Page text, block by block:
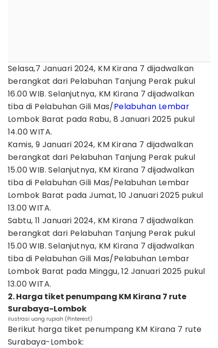
Selasa,7 Januari 2024, KM Kirana 7 dijadwalkan
berangkat dari Pelabuhan Tanjung Perak pukul
16.00 WIB. Selanjutnya, KM Kirana 7 dijadwalkan
tiba di Pelabuhan Gili Mas/Pelabuhan Lembar
Lombok Barat pada Rabu, 8 Januari 2025 pukul
14.00 WITA.
Kamis, 9 Januari 2024, KM Kirana 7 dijadwalkan
berangkat dari Pelabuhan Tanjung Perak pukul
15.00 WIB. Selanjutnya, KM Kirana 7 dijadwalkan
tiba di Pelabuhan Gili Mas/Pelabuhan Lembar
Lombok Barat pada Jumat, 10 Januari 2025 pukul
13.00 WITA.
Sabtu, 11 Januari 2024, KM Kirana 7 dijadwalkan
berangkat dari Pelabuhan Tanjung Perak pukul
15.00 WIB. Selanjutnya, KM Kirana 7 dijadwalkan
tiba di Pelabuhan Gili Mas/Pelabuhan Lembar
Lombok Barat pada Minggu, 12 Januari 2025 pukul
13.00 WITA.
2. Harga tiket penumpang KM Kirana 7 rute
Surabaya-Lombok
ilustrasi uang rupiah (Pinterest)
Berikut harga tiket penumpang KM Kirana 7 rute
Surabaya-Lombok: